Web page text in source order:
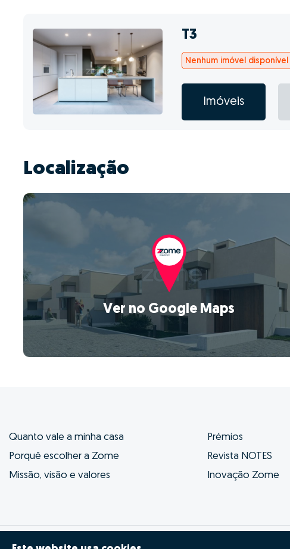
T3
Nenhum imóvel disponível
Imóveis
Localização
Ver no Google Maps
Quanto vale a minha casa
Porquê escolher a Zome
Missão, visão e valores
Prémios
Revista NOTES
Inovação Zome